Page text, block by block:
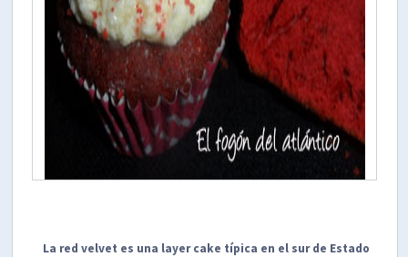
La red velvet es una layer cake típica en el sur de Estado